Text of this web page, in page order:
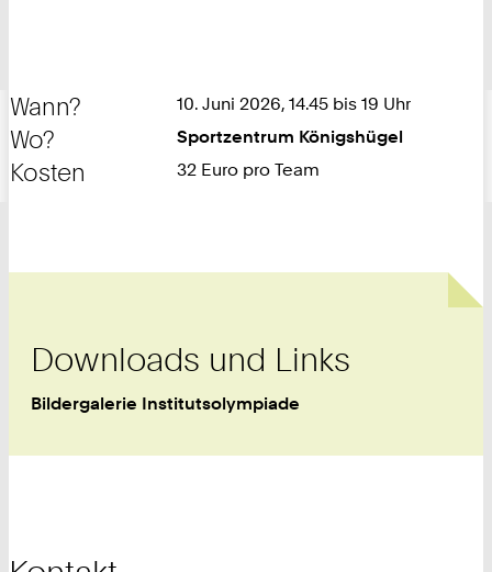
Wann? 10. Juni 2026, 14.45 bis 19 Uhr
Wo? Sportzentrum Königshügel
Kosten 32 Euro pro Team
Downloads und Links
Bildergalerie Institutsolympiade